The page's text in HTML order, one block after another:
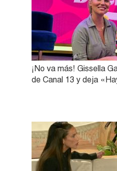
¡No va más! Gissella
de Canal 13 y deja